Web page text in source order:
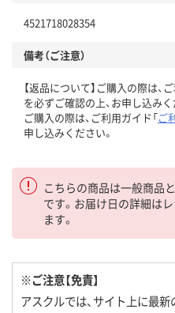
4521718028354
備考（ご注意）
【返品について】ご購入の際は、
を必ずご確認の上、お申し込みく
ご購入の際は、ご利用ガイド「ご
申し込みください。
こちらの商品は一般商品
です。お届け日の詳細は
ます。
※ご注意【免責】
アスクルでは、サイト上に最